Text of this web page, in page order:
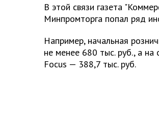
В этой связи газета
Минпромторга попал ряд
Например, начальная
не менее 680 тыс. руб., а
Focus — 388,7 тыс. руб.